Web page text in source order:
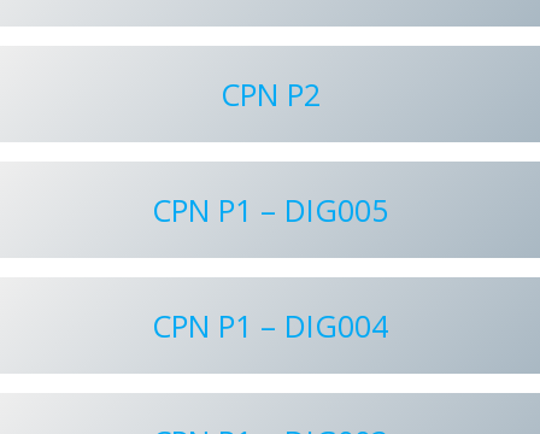
CPN P2
CPN P1 – DIG005
CPN P1 – DIG004